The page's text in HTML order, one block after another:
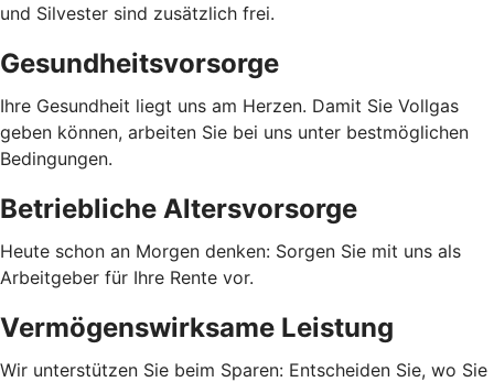
und Silvester sind zusätzlich frei.
Gesundheitsvorsorge
Ihre Gesundheit liegt uns am Herzen. Damit Sie Vollgas
geben können, arbeiten Sie bei uns unter bestmöglichen
Bedingungen.
Betriebliche Altersvorsorge
Heute schon an Morgen denken: Sorgen Sie mit uns als
Arbeitgeber für Ihre Rente vor.
Vermögenswirksame Leistung
Wir unterstützen Sie beim Sparen: Entscheiden Sie, wo Sie